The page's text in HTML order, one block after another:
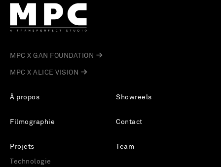
À propos
Filmographie
Projets
Technologie
Showreels
Contact
Team
MPC X GAN FOUNDATION
MPC X ALICE VISION